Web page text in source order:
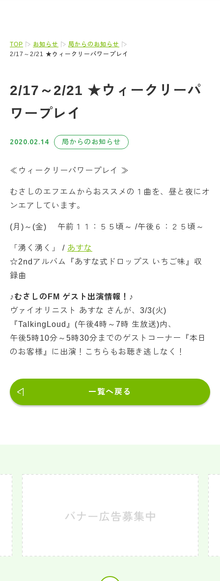
TOP お知らせ
局からのお知らせ
2/17～2/21 ★ウィークリーパワープレイ
2/17～2/21 ★ウィークリーパ
ワープレイ
2020.02.14 局からのお知らせ
≪ウィークリーパワープレイ ≫
むさしのエフエムからおススメの１曲を、昼と夜にオ
ンエアしています。
(月)～(金) 午前１１：５５頃～ /午後６：２５頃～
「湧く湧く」 / あすな
☆2ndアルバム『あすな式ドロップス いちご味』収
録曲
♪むさしのFM ゲスト出演情報！♪
ヴァイオリニスト あすな さんが、3/3(火)
『TalkingLoud』(午後4時～7時 生放送)内、
午後5時10分～5時30分までのゲストコーナー『本日
のお客様』に出演！こちらもお聴き逃しなく！
一覧へ戻る